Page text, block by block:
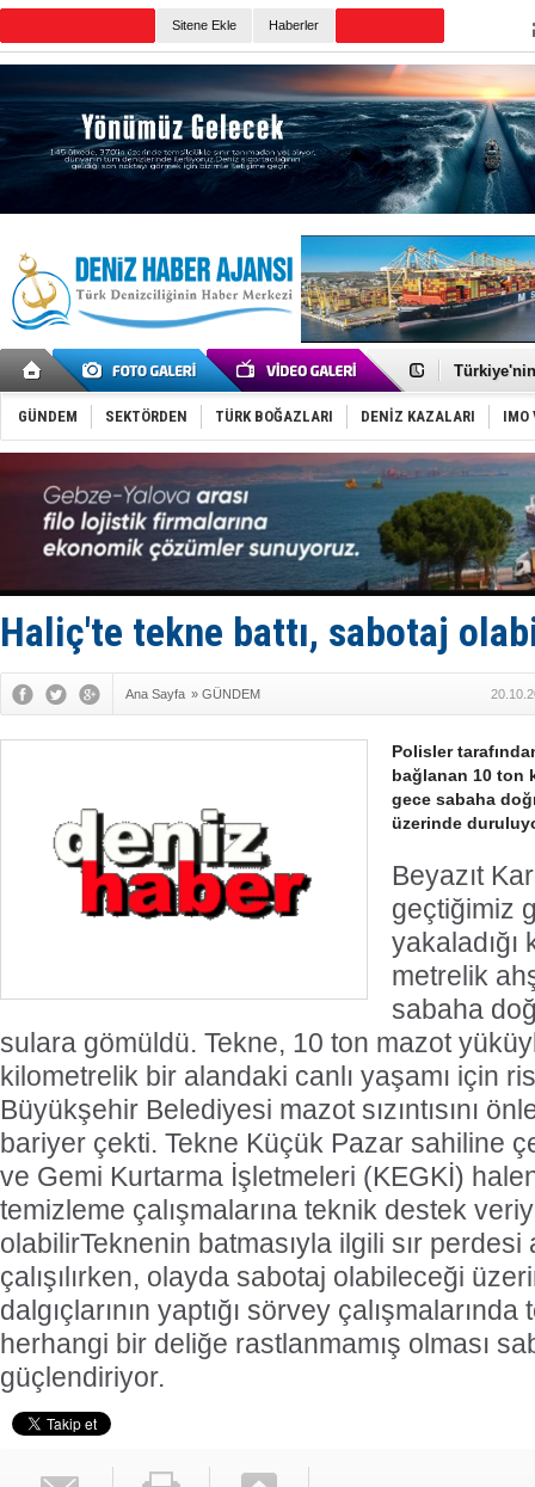
Sitene Ekle Haberler
Rusya,
Denizcilik
‘14.
Taksi
TÜRKLİM
Dünyanın
Keşfedildi:
D-Marin,
Van’da
GÜNDEM SEKTÖRDEN TÜRK BOĞAZLARI DENİZ KAZALARI IMO
Haliç'te tekne battı, sabotaj
Ana Sayfa » GÜNDEM
Polisler
bağlanan 10 ton
gece sabaha
üzerinde
Beyazıt
geçtiğimiz
metrelik
sabaha
sulara gömüldü. Tekne, 10 ton mazot
kilometrelik bir alandaki canlı yaşamı için
Büyükşehir Belediyesi mazot sızıntısını
bariyer çekti. Tekne Küçük Pazar sahiline
ve Gemi Kurtarma İşletmeleri (KEGKİ)
temizleme çalışmalarına teknik destek
olabilirTeknenin batmasıyla ilgili sır
çalışılırken, olayda sabotaj olabileceği
dalgıçlarının yaptığı sörvey
herhangi bir deliğe rastlanmamış olması
güçlendiriyor.